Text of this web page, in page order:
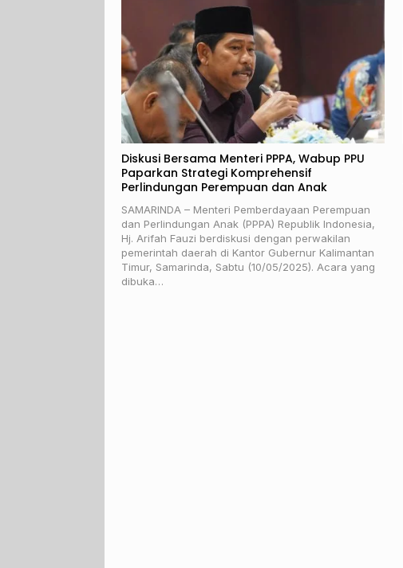
Diskusi Bersama Menteri PPPA, Wabup PPU
Paparkan Strategi Komprehensif
Perlindungan Perempuan dan Anak
SAMARINDA – Menteri Pemberdayaan Perempuan
dan Perlindungan Anak (PPPA) Republik Indonesia,
Hj. Arifah Fauzi berdiskusi dengan perwakilan
pemerintah daerah di Kantor Gubernur Kalimantan
Timur, Samarinda, Sabtu (10/05/2025). Acara yang
dibuka…